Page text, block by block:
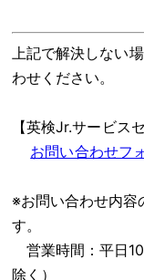
上記で解決しない
わせください。
【英検Jr.サービス
お問い合わせフ
※お問い合わせ内容
す。
営業時間：平日
除く）